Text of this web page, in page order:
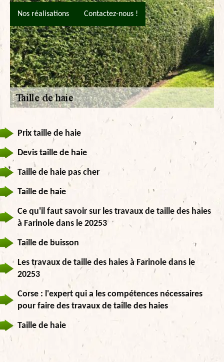
Nos réalisations Contactez-nous !
Prix taille de haie
Devis taille de haie
Taille de haie pas cher
Taille de haie
Ce qu'il faut savoir sur les travaux de taille des haies
à Farinole dans le 20253
Taille de buisson
Les travaux de taille des haies à Farinole dans le
20253
Corse : l'expert qui a les compétences nécessaires
pour faire des travaux de taille des haies
Taille de haie